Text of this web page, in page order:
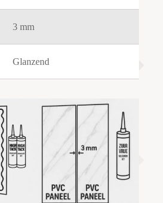
3 mm
Glanzend